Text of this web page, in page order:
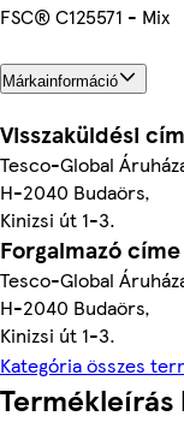
FSC® C125571 - Mix
Márkainformáció
Visszaküldési cím
Tesco-Global
H-2040 Budaörs,
Kinizsi út 1-3.
Forgalmazó címe
Tesco-Global
H-2040 Budaörs,
Kinizsi út 1-3.
Kategória összes
Termékleírás